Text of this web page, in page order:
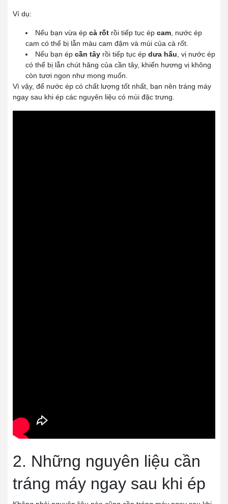
Ví dụ:
Nếu bạn vừa ép cà rốt rồi tiếp tục ép cam , nước ép
cam có thể bị lẫn màu cam đậm và mùi của cà rốt.
Nếu bạn ép cần tây rồi tiếp tục ép dưa hấu , vị nước ép
có thể bị lẫn chút hăng của cần tây, khiến hương vị không
còn tươi ngon như mong muốn.
Vì vậy, để nước ép có chất lượng tốt nhất, bạn nên tráng máy
ngay sau khi ép các nguyên liệu có mùi đặc trưng.
2. Những nguyên liệu cần
tráng máy ngay sau khi ép